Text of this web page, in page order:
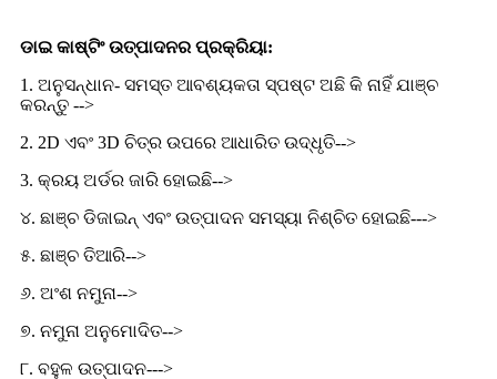
ଡାଇ କାଷ୍ଟିଂ ଉତ୍ପାଦନର ପ୍ରକ୍ରିୟା:
1. ଅନୁସନ୍ଧାନ- ସମସ୍ତ ଆବଶ୍ୟକତା ସ୍ପଷ୍ଟ ଅଛି କି ନାହିଁ ଯାଞ୍ଚ
କରନ୍ତୁ -->
2. 2D ଏବଂ 3D ଚିତ୍ର ଉପରେ ଆଧାରିତ ଉଦ୍ଧୃତି-->
3. କ୍ରୟ ଅର୍ଡର ଜାରି ହୋଇଛି-->
୪. ଛାଞ୍ଚ ଡିଜାଇନ୍ ଏବଂ ଉତ୍ପାଦନ ସମସ୍ୟା ନିଶ୍ଚିତ ହୋଇଛି--->
୫. ଛାଞ୍ଚ ତିଆରି-->
୬. ଅଂଶ ନମୁନା-->
୭. ନମୁନା ଅନୁମୋଦିତ-->
୮. ବହୁଳ ଉତ୍ପାଦନ--->